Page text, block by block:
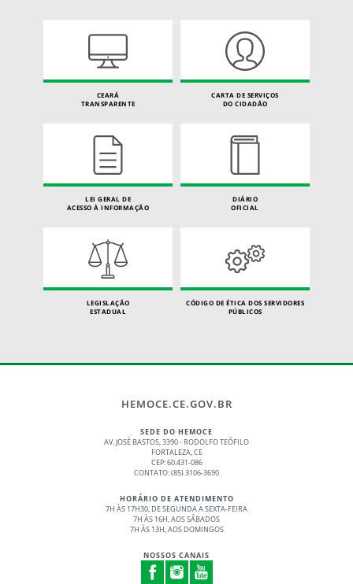
CEARÁ
TRANSPARENTE
CARTA DE SERVIÇOS
DO CIDADÃO
LEI GERAL DE
ACESSO À INFORMAÇÃO
DIÁRIO
OFICIAL
LEGISLAÇÃO
ESTADUAL
CÓDIGO DE ÉTICA DOS SERVIDORES
PÚBLICOS
HEMOCE.CE.GOV.BR
SEDE DO HEMOCE
AV. JOSÉ BASTOS, 3390 - RODOLFO TEÓFILO
FORTALEZA, CE
CEP: 60.431-086
CONTATO: (85) 3106-3690
HORÁRIO DE ATENDIMENTO
7H ÀS 17H30, DE SEGUNDA A SEXTA-FEIRA
7H ÀS 16H, AOS SÁBADOS
7H ÀS 13H, AOS DOMINGOS
NOSSOS CANAIS